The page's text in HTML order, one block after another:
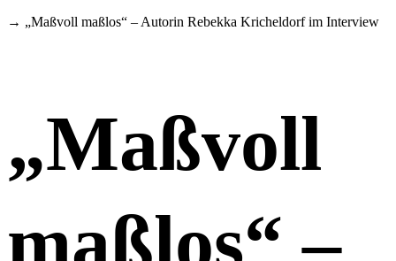
→ „Maßvoll maßlos“ – Autorin Rebekka Kricheldorf im Interview
„Maßvoll
maßlos“ –